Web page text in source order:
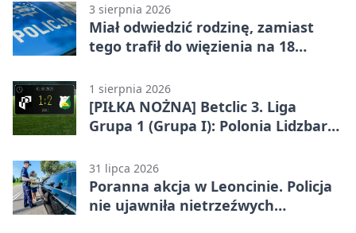
3 sierpnia 2026
Miał odwiedzić rodzinę, zamiast
tego trafił do więzienia na 18
1 sierpnia 2026
[PIŁKA NOŻNA] Betclic 3. Liga
Grupa 1 (Grupa I): Polonia Lidzbark
Mazowiecki 1:2
31 lipca 2026
Poranna akcja w Leoncinie. Policja
nie ujawniła nietrzeźwych